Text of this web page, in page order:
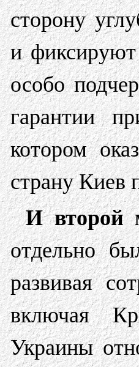
сторону
и
особо
гарантии
котором
страну Киев
И второй
отдельно
развивая
включая
Украины